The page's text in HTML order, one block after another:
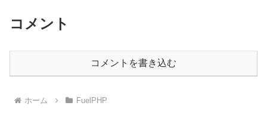
コメント
コメントを書き込む
ホーム FuelPHP